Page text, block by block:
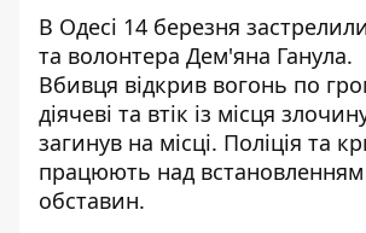
В Одесі 14 березня
та волонтера Дем'яна Ганула.
Вбивця відкрив вогонь по
діячеві та втік із місця
загинув на місці. Поліція та
працюють над встановленням
обставин.